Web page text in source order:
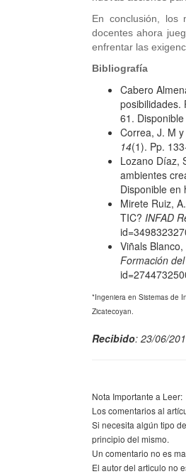
En conclusión, los
docentes ahora
enfrentar las
Bibliografía
Cabero
posibilidades.
61.
Correa, J. M
14(1). Pp.
Lozano Díaz,
ambientes
Disponible en
Mirete Ruiz,
TIC? INFAD
Viñals
Formación
*Ingeniera en Sistemas de
Zicatecoyan.
Recibido: 23/06/
Nota Importante a Leer:
Los comentarios al
Si necesita algún tipo
principio del mismo.
Un comentario no es
El autor del articulo no